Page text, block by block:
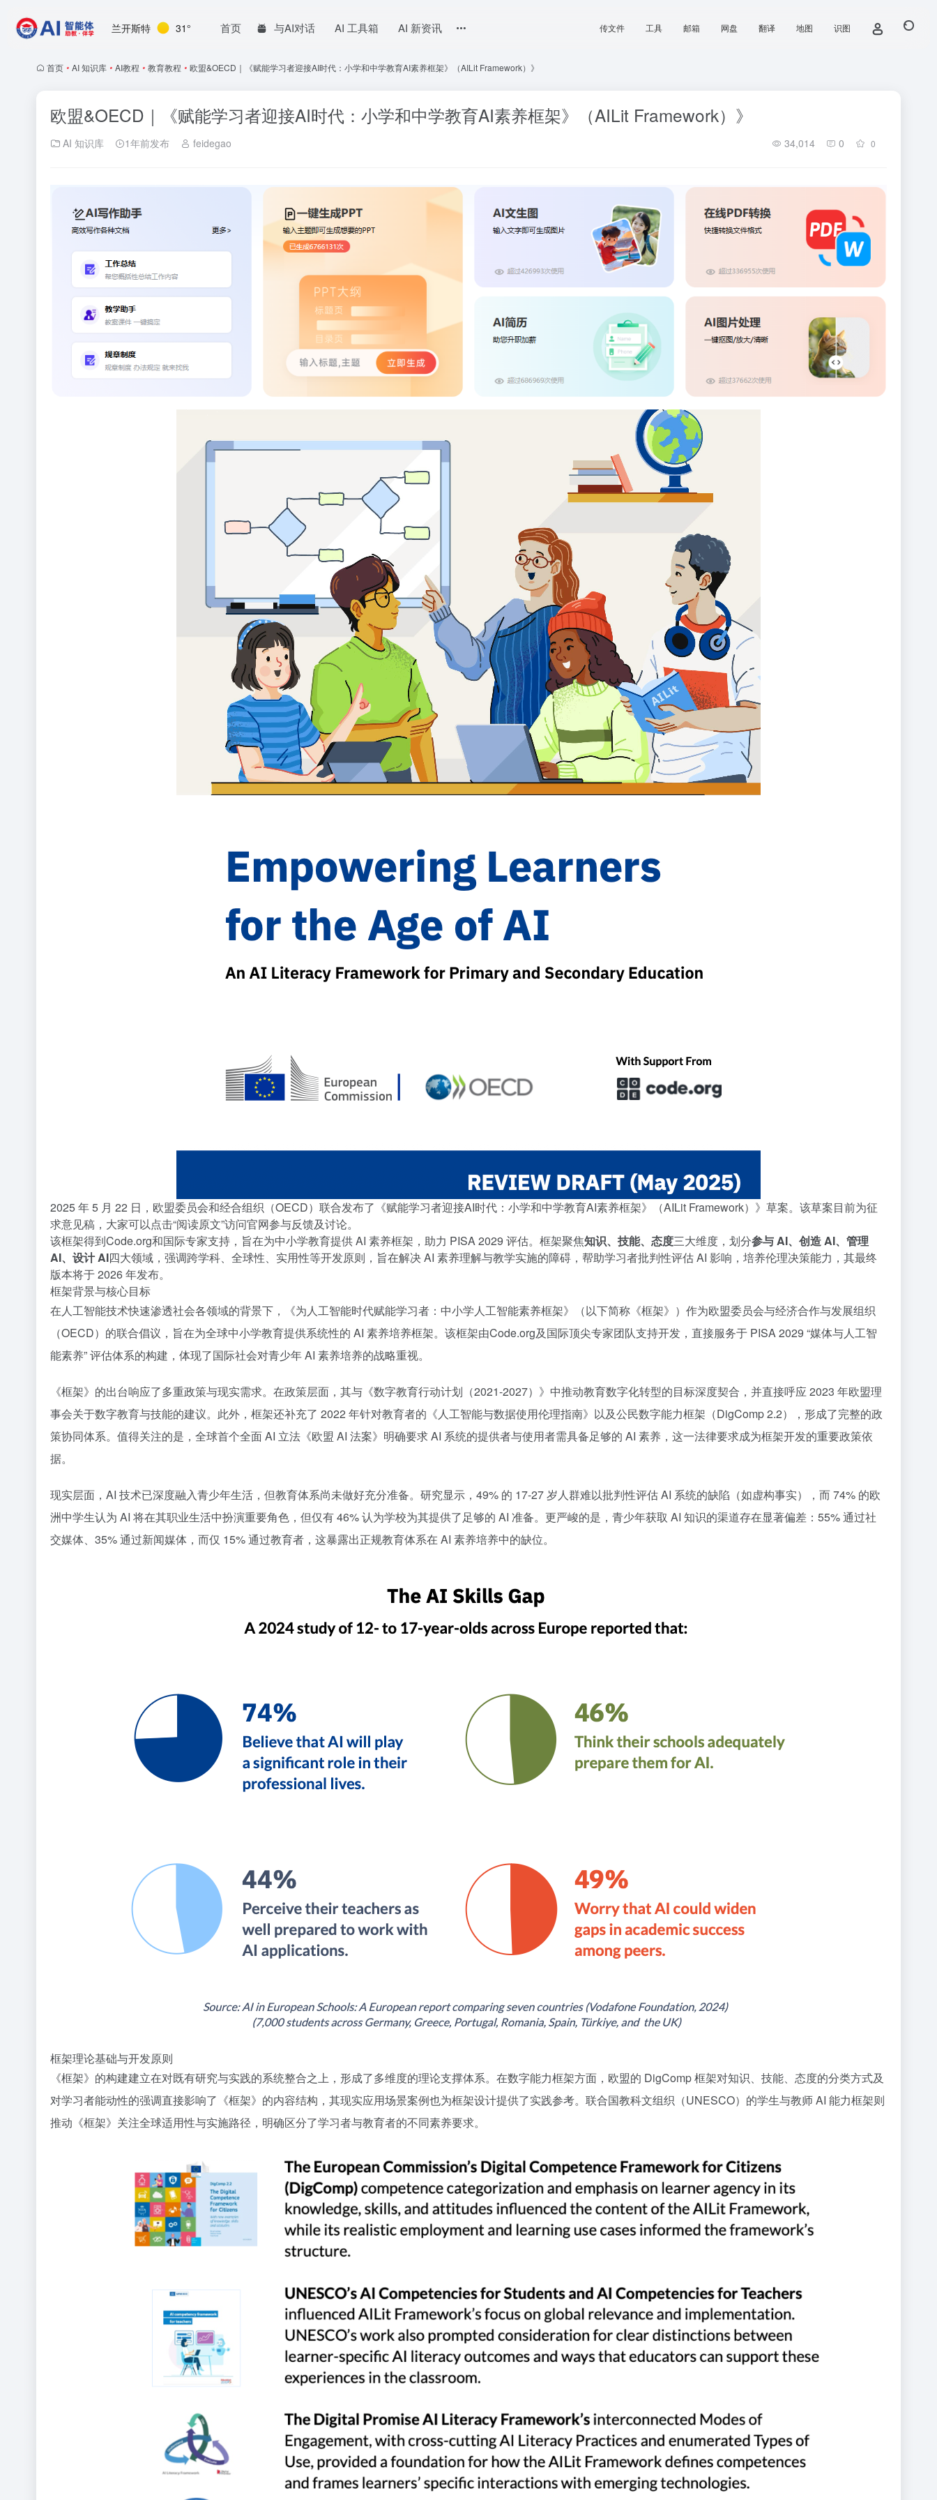
兰开斯特 31° 首页 与AI对话 AI 工具箱 AI 新资讯 传文件 工具 邮箱 网盘 翻译 地图 识图
首页 • AI 知识库 • AI教程 • 教育教程 • 欧盟&OECD｜《赋能学习者迎接AI时代：小学和中学教育AI素养框架》（AILit Framework）》
欧盟&OECD｜《赋能学习者迎接AI时代：小学和中学教育AI素养框架》（AILit Framework）》
AI 知识库 1年前发布 feidegao 34,014 0 0
2025 年 5 月 22 日，欧盟委员会和经合组织（OECD）联合发布了 《赋能学习者迎接AI时代：小学和中学教育AI素养框架》（AILit Framework）》草案。该草案目前为征
求意见稿，大家可以点击“阅读原文”访问官网参与反馈及讨论。
该框架得到Code.org和国际专家支持，旨在为中小学教育提供 AI 素养框架，助力 PISA 2029 评估。框架聚焦知识、技能、态度三大维度，划分参与 AI、创造 AI、管理
AI、设计 AI四大领域，强调跨学科、全球性、实用性等开发原则，旨在解决 AI 素养理解与教学实施的障碍，帮助学习者批判性评估 AI 影响，培养伦理决策能力，其最终
版本将于 2026 年发布。
框架背景与核心目标
在人工智能技术快速渗透社会各领域的背景下，《为人工智能时代赋能学习者：中小学人工智能素养框架》（以下简称《框架》）作为欧盟委员会与经济合作与发展组织
（OECD）的联合倡议，旨在为全球中小学教育提供系统性的 AI 素养培养框架。该框架由Code.org及国际顶尖专家团队支持开发，直接服务于 PISA 2029 “媒体与人工智
能素养” 评估体系的构建，体现了国际社会对青少年 AI 素养培养的战略重视。
《框架》的出台响应了多重政策与现实需求。在政策层面，其与《数字教育行动计划（2021-2027）》中推动教育数字化转型的目标深度契合，并直接呼应 2023 年欧盟理
事会关于数字教育与技能的建议。此外，框架还补充了 2022 年针对教育者的《人工智能与数据使用伦理指南》以及公民数字能力框架（DigComp 2.2），形成了完整的政
策协同体系。值得关注的是，全球首个全面 AI 立法《欧盟 AI 法案》明确要求 AI 系统的提供者与使用者需具备足够的 AI 素养，这一法律要求成为框架开发的重要政策依
据。
现实层面，AI 技术已深度融入青少年生活，但教育体系尚未做好充分准备。研究显示，49% 的 17-27 岁人群难以批判性评估 AI 系统的缺陷（如虚构事实），而 74% 的欧
洲中学生认为 AI 将在其职业生活中扮演重要角色，但仅有 46% 认为学校为其提供了足够的 AI 准备。更严峻的是，青少年获取 AI 知识的渠道存在显著偏差：55% 通过社
交媒体、35% 通过新闻媒体，而仅 15% 通过教育者，这暴露出正规教育体系在 AI 素养培养中的缺位。
框架理论基础与开发原则
《框架》的构建建立在对既有研究与实践的系统整合之上，形成了多维度的理论支撑体系。在数字能力框架方面，欧盟的 DigComp 框架对知识、技能、态度的分类方式及
对学习者能动性的强调直接影响了《框架》的内容结构，其现实应用场景案例也为框架设计提供了实践参考。联合国教科文组织（UNESCO）的学生与教师 AI 能力框架则
推动《框架》关注全球适用性与实施路径，明确区分了学习者与教育者的不同素养要求。